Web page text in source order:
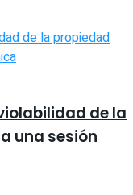
de la
una sesión